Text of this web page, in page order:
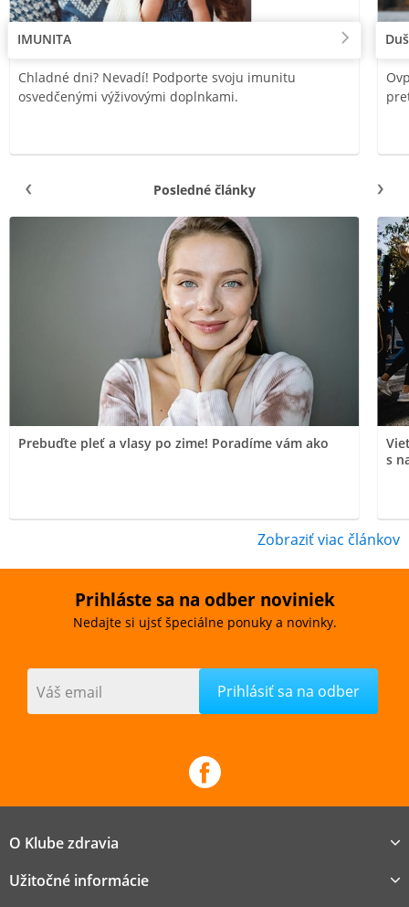
IMUNITA
Chladné dni? Nevadí! Podporte svoju imunitu
osvedčenými výživovými doplnkami.
Posledné články
Prebuďte pleť a vlasy po zime! Poradíme vám ako
s
Zobraziť viac článkov
Prihláste sa na odber noviniek
Nedajte si ujsť špeciálne ponuky a novinky.
Váš email
O Klube zdravia
Užitočné informácie